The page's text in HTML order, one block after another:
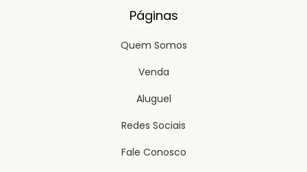
Páginas
Quem Somos
Venda
Aluguel
Redes Sociais
Fale Conosco